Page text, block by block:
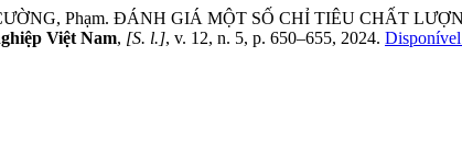
Phạm. ĐÁNH GIÁ MỘT SỐ CHỈ TIÊU CHẤT
Việt Nam, [S. l.], v. 12, n. 5, p. 650–655, 2024.